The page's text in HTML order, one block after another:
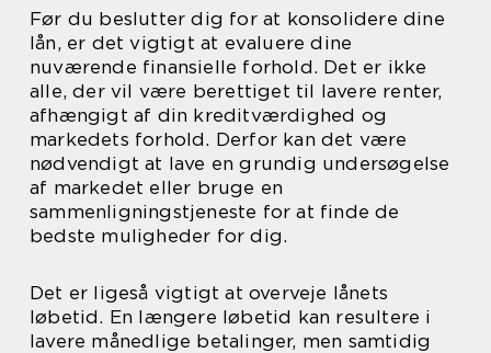
Før du beslutter dig for at konsolidere dine
lån, er det vigtigt at evaluere dine
nuværende finansielle forhold. Det er ikke
alle, der vil være berettiget til lavere renter,
afhængigt af din kreditværdighed og
markedets forhold. Derfor kan det være
nødvendigt at lave en grundig undersøgelse
af markedet eller bruge en
sammenligningstjeneste for at finde de
bedste muligheder for dig.
Det er ligeså vigtigt at overveje lånets
løbetid. En længere løbetid kan resultere i
lavere månedlige betalinger, men samtidig